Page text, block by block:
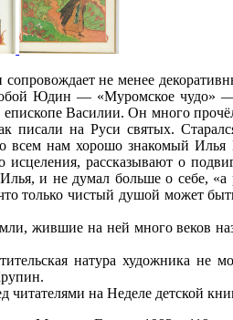
не менее
Юдин — «Муромское чудо» —
Василии. Он много
писали на Руси святых.
всем нам хорошо знакомый
рассказывают о
и не думал больше о себе,
только чистый душой может
жившие на ней много веков
натура художника не
на Неделе детской